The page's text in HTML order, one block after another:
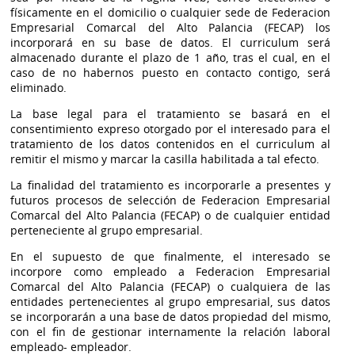
físicamente en el domicilio o cualquier sede de Federacion
Empresarial Comarcal del Alto Palancia (FECAP) los
incorporará en su base de datos. El curriculum será
almacenado durante el plazo de 1 año, tras el cual, en el
caso de no habernos puesto en contacto contigo, será
eliminado.
La base legal para el tratamiento se basará en el
consentimiento expreso otorgado por el interesado para el
tratamiento de los datos contenidos en el curriculum al
remitir el mismo y marcar la casilla habilitada a tal efecto.
La finalidad del tratamiento es incorporarle a presentes y
futuros procesos de selección de Federacion Empresarial
Comarcal del Alto Palancia (FECAP) o de cualquier entidad
perteneciente al grupo empresarial.
En el supuesto de que finalmente, el interesado se
incorpore como empleado a Federacion Empresarial
Comarcal del Alto Palancia (FECAP) o cualquiera de las
entidades pertenecientes al grupo empresarial, sus datos
se incorporarán a una base de datos propiedad del mismo,
con el fin de gestionar internamente la relación laboral
empleado- empleador.